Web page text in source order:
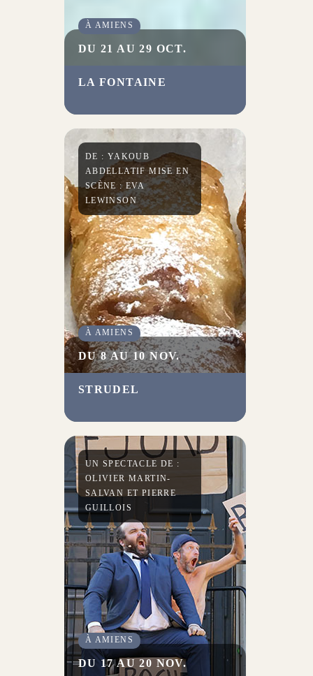
LA FONTAINE
À AMIENS
DU 21 AU 29 OCT.
Nicolas Auvray porte à la
La Fontaine en partage avec
l’assemblée des spectateurs.
STRUDEL
DE : YAKOUB
ABDELLATIF MISE EN
SCÈNE : EVA
LEWINSON
À AMIENS
DU 8 AU 10 NOV.
En orchestrant finement la
sans papiers et un vieux juif,
l’Amiénois Yakoub Abdellatif
compose une partition douce-
amère.
UN SPECTACLE DE :
OLIVIER MARTIN-
SALVAN ET PIERRE
GUILLOIS
À AMIENS
DU 17 AU 20 NOV.